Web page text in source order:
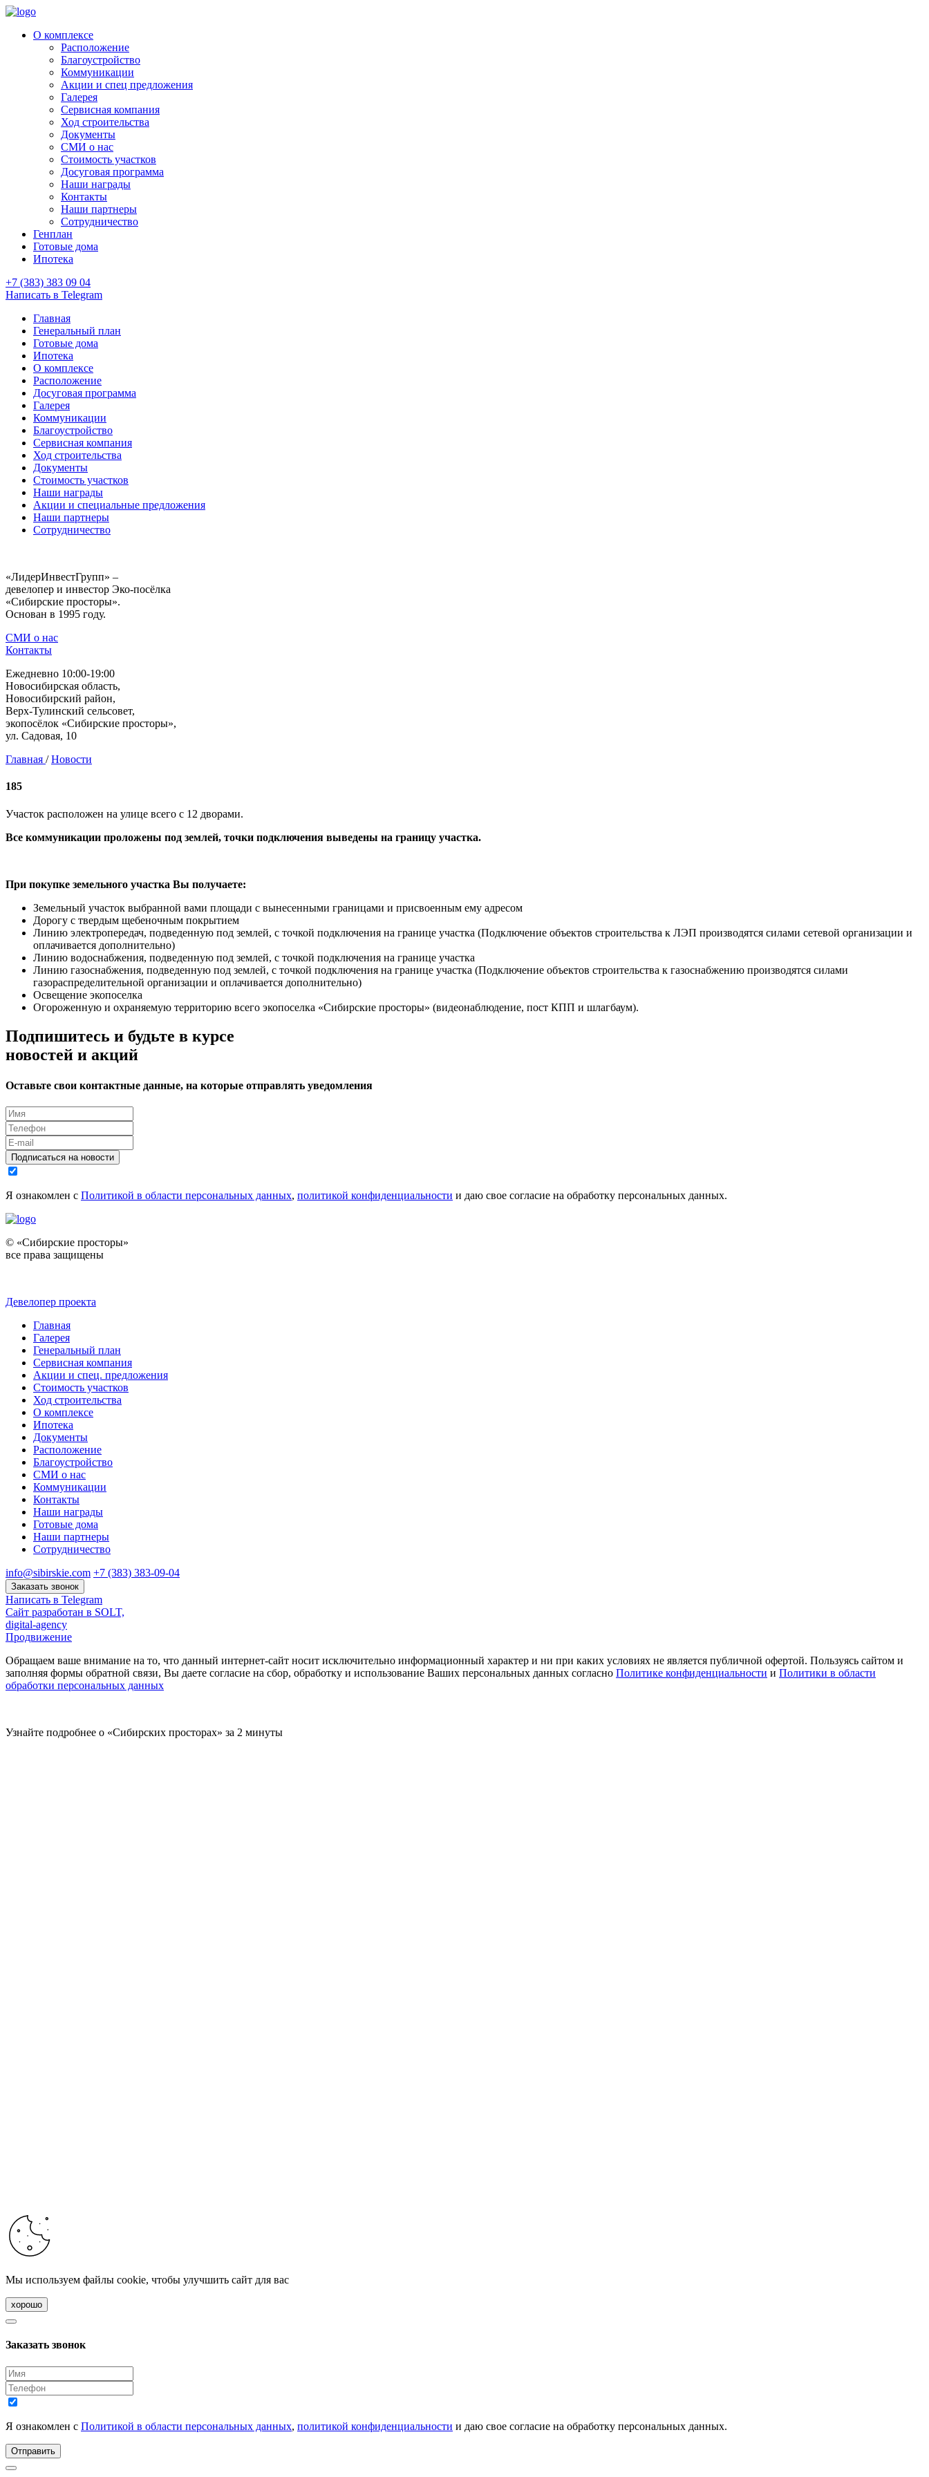
О комплексе
Расположение
Благоустройство
Коммуникации
Акции и спец предложения
Галерея
Сервисная компания
Ход строительства
Документы
СМИ о нас
Стоимость участков
Досуговая программа
Наши награды
Контакты
Наши партнеры
Сотрудничество
Генплан
Готовые дома
Ипотека
+7 (383) 383 09 04
Написать в Telegram
Главная
Генеральный план
Готовые дома
Ипотека
О комплексе
Расположение
Досуговая программа
Галерея
Коммуникации
Благоустройство
Сервисная компания
Ход строительства
Документы
Стоимость участков
Наши награды
Акции и специальные предложения
Наши партнеры
Сотрудничество
«ЛидерИнвестГрупп» –
девелопер и инвестор Эко-посёлка
«Сибирские просторы».
Основан в 1995 году.
СМИ о нас
Контакты
Ежедневно 10:00-19:00
Новосибирская область,
Новосибирский район,
Верх-Тулинский сельсовет,
экопосёлок «Сибирские просторы»,
ул. Садовая, 10
Главная / Новости
185
Участок расположен на улице всего с 12 дворами.
Все коммуникации проложены под землей, точки подключения выведены на границу участка.
При покупке земельного участка Вы получаете:
Земельный участок выбранной вами площади с вынесенными границами и присвоенным ему адресом
Дорогу с твердым щебеночным покрытием
Линию электропередач, подведенную под землей, с точкой подключения на границе участка (Подключение объектов строительства к ЛЭП производятся силами сетевой организации и
оплачивается дополнительно)
Линию водоснабжения, подведенную под землей, с точкой подключения на границе участка
Линию газоснабжения, подведенную под землей, с точкой подключения на границе участка (Подключение объектов строительства к газоснабжению производятся силами
газораспределительной организации и оплачивается дополнительно)
Освещение экопоселка
Огороженную и охраняемую территорию всего экопоселка «Сибирские просторы» (видеонаблюдение, пост КПП и шлагбаум).
Подпишитесь и будьте в курсе
новостей и акций
Оставьте свои контактные данные, на которые отправлять уведомления
Подписаться на новости
Я ознакомлен с Политикой в области персональных данных, политикой конфиденциальности и даю свое согласие на обработку персональных данных.
© «Сибирские просторы»
все права защищены
Девелопер проекта
Главная
Галерея
Генеральный план
Сервисная компания
Акции и спец. предложения
Стоимость участков
Ход строительства
О комплексе
Ипотека
Документы
Расположение
Благоустройство
СМИ о нас
Коммуникации
Контакты
Наши награды
Готовые дома
Наши партнеры
Сотрудничество
info@sibirskie.com +7 (383) 383-09-04
Заказать звонок
Написать в Telegram
Сайт разработан в SOLT,
digital-agency
Продвижение
Обращаем ваше внимание на то, что данный интернет-сайт носит исключительно информационный характер и ни при каких условиях не является публичной офертой. Пользуясь сайтом и
заполняя формы обратной связи, Вы даете согласие на сбор, обработку и использование Ваших персональных данных согласно Политике конфиденциальности и Политики в области
обработки персональных данных
Узнайте подробнее о «Сибирских просторах» за 2 минуты
Мы используем файлы cookie, чтобы улучшить сайт для вас
хорошо
Заказать звонок
Я ознакомлен с Политикой в области персональных данных, политикой конфиденциальности и даю свое согласие на обработку персональных данных.
Отправить